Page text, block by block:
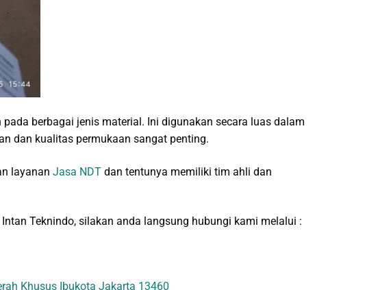
berbagai jenis material. Ini digunakan secara luas dalam
dan kualitas permukaan sangat penting.
layanan Jasa NDT dan tentunya memiliki tim ahli dan
Teknindo, silakan anda langsung hubungi kami melalui :
Khusus Ibukota Jakarta 13460